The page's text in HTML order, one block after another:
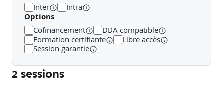
Différences entre benchmark concurrentiel et sectoriel
Identification des cibles à analyser
Critères de sélection des comptes à observer
Méthodologie de benchmark : Elaboration d’un tableau
d’analyse structuré
Inter Intra
Options
Cofinancement
DDA compatible
Formation certifiante
Libre accès
Session garantie
2 sessions